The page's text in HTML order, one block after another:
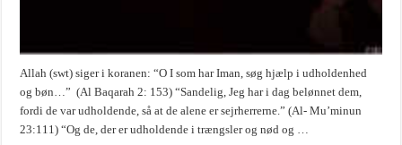
Allah (swt) siger i koranen: “O I som har Iman, søg hjælp i udholdenhed
og bøn…” (Al Baqarah 2: 153) “Sandelig, Jeg har i dag belønnet dem,
fordi de var udholdende, så at de alene er sejrherrerne.” (Al- Mu’minun
23:111) “Og de, der er udholdende i trængsler og nød og …